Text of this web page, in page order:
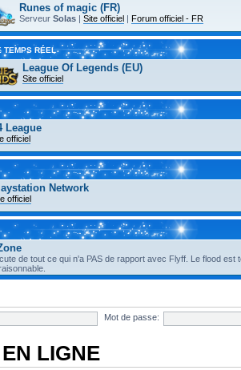
Runes of magic (FR)
Serveur Solas | Site officiel | Forum officiel - FR
TEMPS RÉEL
League Of Legends (EU)
Site officiel
League
officiel
Network
officiel
de tout ce qui n'a PAS de rapport avec Flyff. Le flood est
Mot de passe:
LIGNE